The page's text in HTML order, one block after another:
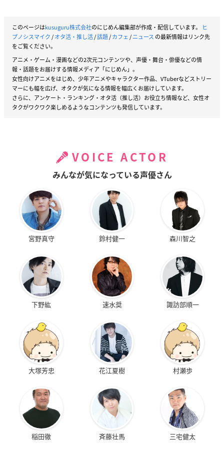
このページはkusuguru株式会社のにじめん編集部が作成・配信しています。
ヒ
プノシスマイク/オタ活・推し活/話題/カフェ/ニュース の最新情報はリンク先
をご覧ください。
アニメ・ゲーム・漫画などの2次元コンテンツや、声優・舞台・俳優などの情
報・話題をお届けする情報メディア「にじめん」。
女性向けアニメをはじめ、少年アニメやキャラクター作品、VTuberなどストリー
マーにも幅を広げ、オタクが気になる情報を幅広くお届けしています。
さらに、アンケート・ランキング・オタ活（推し活）お役立ち情報など、女性オ
タクがワクワク楽しめるようなコンテンツも発信しています。
VOICE ACTOR
みんなが気になっている声優さん
宮野真守 鈴村健一 森川智之
下野紘 速水奨 諏訪部順一
大塚芳忠 花江夏樹 村瀬歩
稲田徹 斉藤壮馬 三宅健太